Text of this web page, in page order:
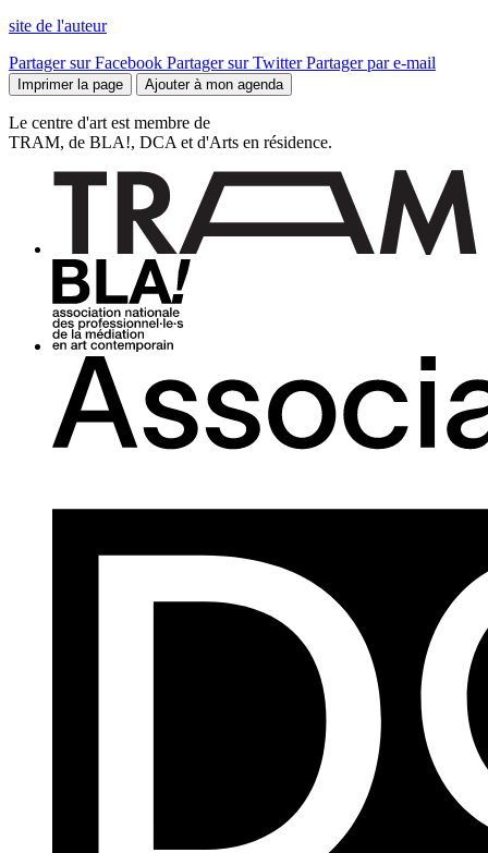
site de l'auteur
Partager sur Facebook Partager sur Twitter Partager par e-mail
Imprimer la page Ajouter à mon agenda
Le centre d'art est membre de
TRAM, de BLA!, DCA et d'Arts en résidence.